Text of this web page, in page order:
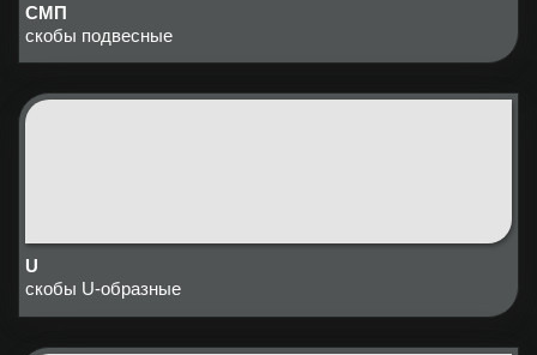
СМП
скобы подвесные
U
скобы U-образные